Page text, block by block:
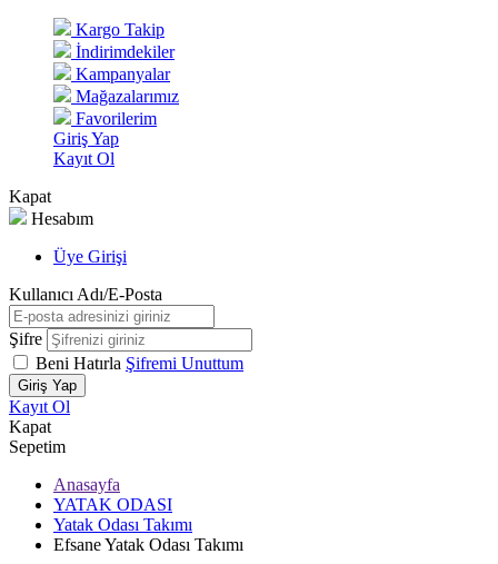
Kargo Takip
İndirimdekiler
Kampanyalar
Mağazalarımız
Favorilerim
Giriş Yap
Kayıt Ol
Kapat
Hesabım
Üye Girişi
Kullanıcı Adı/E-Posta
Şifre
Beni Hatırla Şifremi Unuttum
Giriş Yap
Kayıt Ol
Kapat
Sepetim
Anasayfa
YATAK ODASI
Yatak Odası Takımı
Efsane Yatak Odası Takımı